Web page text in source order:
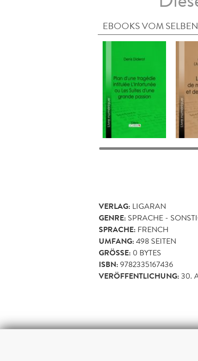
EBOOKS VOM
VERLAG: LIGARAN
GENRE: SPRACHE -
SPRACHE: FRENCH
UMFANG:498 SEITEN
GRÖSSE: 0 BYTES
ISBN:9782335167436
VERÖFFENTLICHUNG:30.